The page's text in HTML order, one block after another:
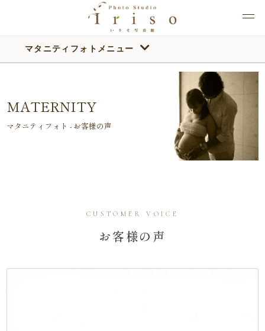
マタニティフォトメニュー
MATERNITY
マタニティフォト - お客様の声
CUSTOMER VOICE
お客様の声